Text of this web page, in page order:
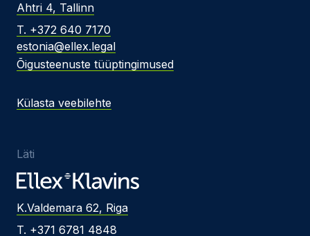
Ahtri 4, Tallinn
T. +372 640 7170
estonia@ellex.legal
Õigusteenuste tüüptingimused
Külasta veebilehte
Läti
K.Valdemara 62, Riga
T. +371 6781 4848